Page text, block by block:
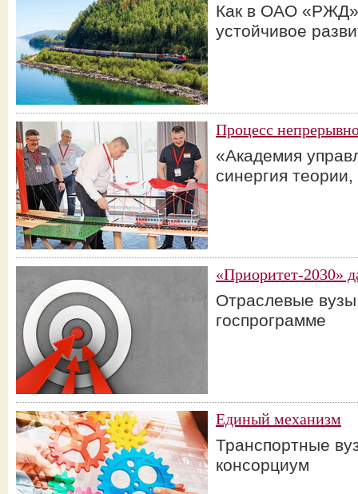
Как в ОАО «РЖД»
устойчивое
Процесс
«Академия
синергия
«Приоритет-2030»
Отраслевые
госпрограмме
Единый механизм
Транспортные
консорциум